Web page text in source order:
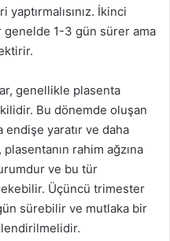
İkinci
1-3 gün sürer ama
genellikle plasenta
Bu dönemde oluşan
yaratır ve daha
rahim ağzına
ve bu tür
Üçüncü trimester
sürebilir ve mutlaka bir